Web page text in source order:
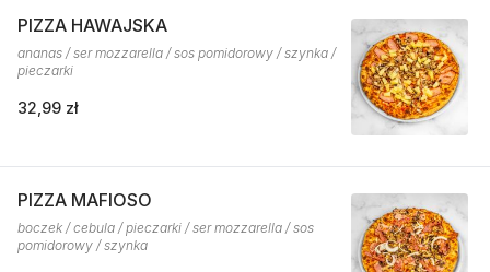
PIZZA HAWAJSKA
ananas / ser mozzarella / sos pomidorowy / szynka /
pieczarki
32,99 zł
PIZZA MAFIOSO
boczek / cebula / pieczarki / ser mozzarella / sos
pomidorowy / szynka